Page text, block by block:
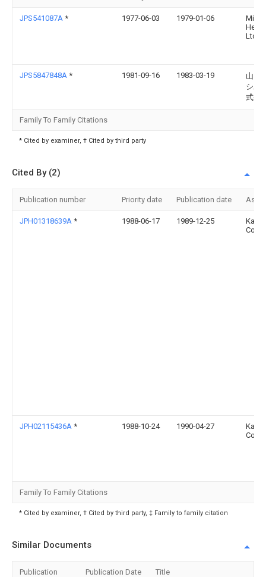
JPS541087A * 1977-06-03 1979-01-06
Ltd
JPS5847848A * 1981-09-16 1983-03-19
山内
シ工
式会
Family To Family Citations
* Cited by examiner, † Cited by third party
Cited By (2)
Publication number Priority date Publication date
JPH01318639A * 1988-06-17 1989-12-25
Corp
JPH02115436A * 1988-10-24 1990-04-27
Corp
Family To Family Citations
* Cited by examiner, † Cited by third party, ‡ Family to family citation
Similar Documents
Publication Publication Date Title